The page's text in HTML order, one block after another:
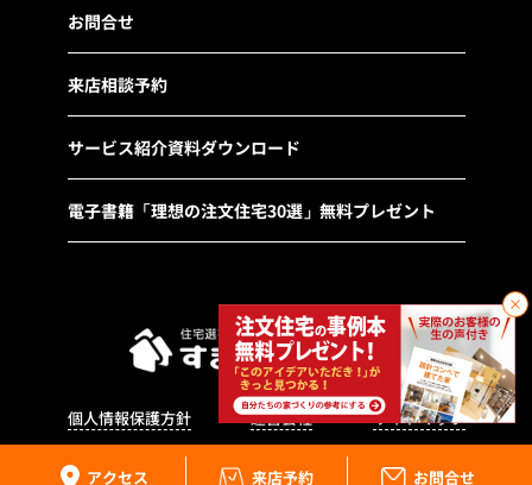
アクセス 来店予約 お問合せ
お問合せ
来店相談予約
サービス紹介資料ダウンロード
電子書籍「理想の注文住宅30選」無料プレゼント
個人情報保護方針 運営会社 サイトマップ